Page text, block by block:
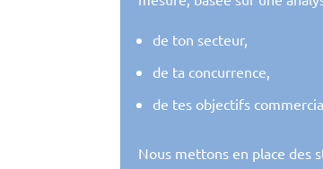
de ton secteur,
de ta concurrence,
de tes objectifs
Nous mettons en place des